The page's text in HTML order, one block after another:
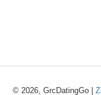
© 2026, GrcDatingGo |